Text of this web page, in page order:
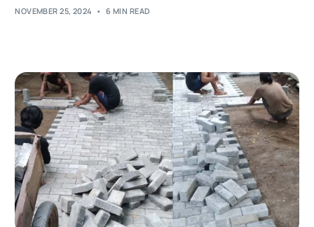
NOVEMBER 25, 2024 6 MIN READ